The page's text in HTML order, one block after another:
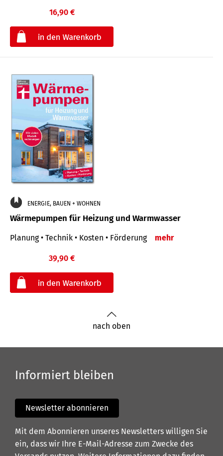
16,90 €
ENERGIE, BAUEN + WOHNEN
Wärmepumpen für Heizung und Warmwasser
Planung • Technik • Kosten • Förderung mehr
39,90 €
nach oben
Informiert bleiben
Newsletter abonnieren
Mit dem Abonnieren unseres Newsletters willigen Sie
ein, dass wir Ihre E-Mail-Adresse zum Zwecke des